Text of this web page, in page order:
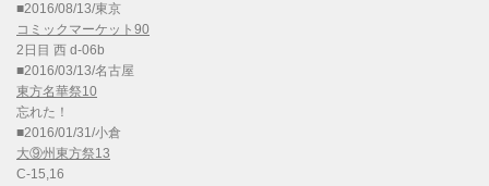
■2016/08/13/東京
コミックマーケット90
2日目 西 d-06b
■2016/03/13/名古屋
東方名華祭10
忘れた！
■2016/01/31/小倉
大⑨州東方祭13
C-15,16